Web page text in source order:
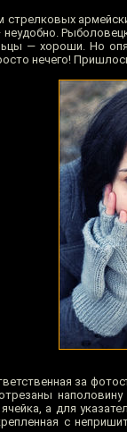
неудобно.
— хороши. Но
нечего!
за
а для
с